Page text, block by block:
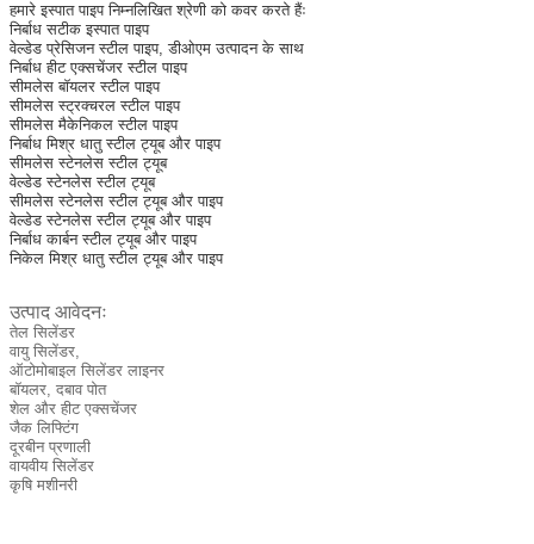
हमारे इस्पात पाइप निम्नलिखित श्रेणी को कवर करते हैंः
निर्बाध सटीक इस्पात पाइप
वेल्डेड प्रेसिजन स्टील पाइप, डीओएम उत्पादन के साथ
निर्बाध हीट एक्सचेंजर स्टील पाइप
सीमलेस बॉयलर स्टील पाइप
सीमलेस स्ट्रक्चरल स्टील पाइप
सीमलेस मैकेनिकल स्टील पाइप
निर्बाध मिश्र धातु स्टील ट्यूब और पाइप
सीमलेस स्टेनलेस स्टील ट्यूब
वेल्डेड स्टेनलेस स्टील ट्यूब
सीमलेस स्टेनलेस स्टील ट्यूब और पाइप
वेल्डेड स्टेनलेस स्टील ट्यूब और पाइप
निर्बाध कार्बन स्टील ट्यूब और पाइप
निकेल मिश्र धातु स्टील ट्यूब और पाइप
उत्पाद आवेदनः
तेल सिलेंडर
वायु सिलेंडर,
ऑटोमोबाइल सिलेंडर लाइनर
बॉयलर, दबाव पोत
शेल और हीट एक्सचेंजर
जैक लिफ्टिंग
दूरबीन प्रणाली
वायवीय सिलेंडर
कृषि मशीनरी